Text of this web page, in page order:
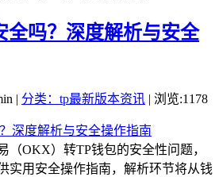
全吗？深度解析与安全
| 分类：tp最新版本资讯 | 浏览:1178
（OKX）转TP钱包的安全性问题，
实用安全操作指南，解析环节将从钱